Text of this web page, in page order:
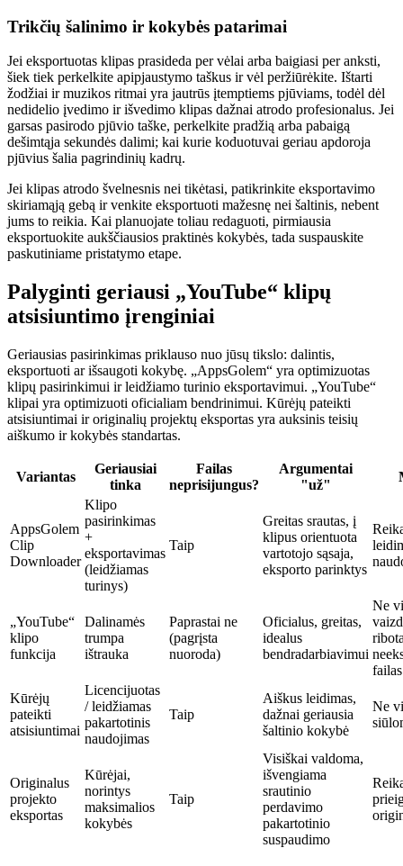
Trikčių šalinimo ir kokybės patarimai
Jei eksportuotas klipas prasideda per vėlai arba baigiasi per anksti,
šiek tiek perkelkite apipjaustymo taškus ir vėl peržiūrėkite. Ištarti
žodžiai ir muzikos ritmai yra jautrūs įtemptiems pjūviams, todėl dėl
nedidelio įvedimo ir išvedimo klipas dažnai atrodo profesionalus. Jei
garsas pasirodo pjūvio taške, perkelkite pradžią arba pabaigą
dešimtąja sekundės dalimi; kai kurie koduotuvai geriau apdoroja
pjūvius šalia pagrindinių kadrų.
Jei klipas atrodo švelnesnis nei tikėtasi, patikrinkite eksportavimo
skiriamąją gebą ir venkite eksportuoti mažesnę nei šaltinis, nebent
jums to reikia. Kai planuojate toliau redaguoti, pirmiausia
eksportuokite aukščiausios praktinės kokybės, tada suspauskite
paskutiniame pristatymo etape.
Palyginti geriausi „YouTube“ klipų
atsisiuntimo įrenginiai
Geriausias pasirinkimas priklauso nuo jūsų tikslo: dalintis,
eksportuoti ar išsaugoti kokybę. „AppsGolem“ yra optimizuotas
klipų pasirinkimui ir leidžiamo turinio eksportavimui. „YouTube“
klipai yra optimizuoti oficialiam bendrinimui. Kūrėjų pateikti
atsisiuntimai ir originalių projektų eksportas yra auksinis teisių
aiškumo ir kokybės standartas.
Variantas
Geriausiai
tinka
Failas
neprisijungus?
Argumentai
"už"
AppsGolem
Clip
Downloader
Klipo
pasirinkimas
+
eksportavimas
(leidžiamas
turinys)
Taip
Greitas srautas, į
klipus orientuota
vartotojo sąsaja,
eksporto parinktys
„YouTube“
klipo
funkcija
Dalinamės
trumpa
ištrauka
Paprastai ne
(pagrįsta
nuoroda)
Oficialus, greitas,
idealus
bendradarbiavimui
Ne
failas
Kūrėjų
pateikti
atsisiuntimai
Licencijuotas
/ leidžiamas
pakartotinis
naudojimas
Taip
Aiškus leidimas,
dažnai geriausia
šaltinio kokybė
Ne
Originalus
projekto
eksportas
Kūrėjai,
norintys
maksimalios
kokybės
Taip
Visiškai valdoma,
išvengiama
srautinio
perdavimo
pakartotinio
suspaudimo